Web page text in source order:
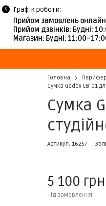
Графік роботи:
Прийом замовлень
Прийом дзвінків: Будні:
Магазин: Будні:
Головна
Сумка Godox CB-01
Сумка
Артикул: 16257
5 100 грн
Під замовлення